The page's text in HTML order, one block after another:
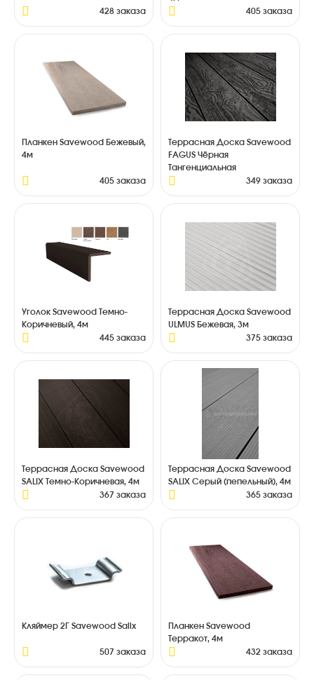
428 заказа
405 заказа
Планкен Savewood Бежевый,
4м
405 заказа
Террасная Доска Savewood
FAGUS Чёрная
Тангенциальная
349 заказа
Уголок Savewood Темно-
Коричневый, 4м
445 заказа
Террасная Доска Savewood
ULMUS Бежевая, 3м
375 заказа
Террасная Доска Savewood
SALIX Темно-Коричневая, 4м
367 заказа
Террасная Доска Savewood
SALIX Серый (пепельный), 4м
365 заказа
Кляймер 2Г Savewood Salix
507 заказа
Планкен Savewood
Терракот, 4м
432 заказа